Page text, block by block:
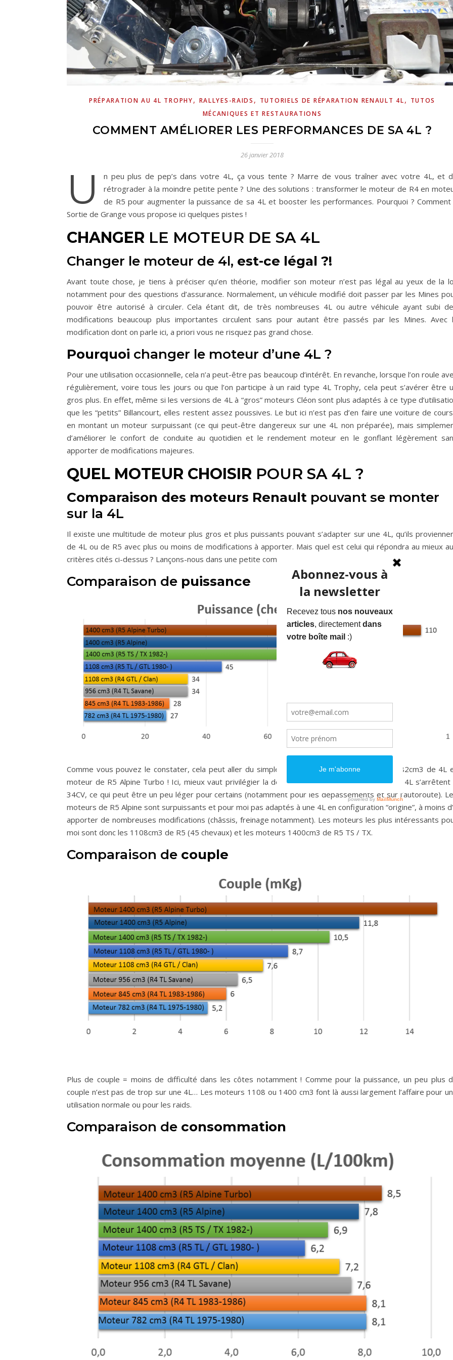
PRÉPARATION AU 4L TROPHY, RALLYES-RAIDS , TUTORIELS DE RÉPARATION RENAULT 4L, TUTOS
MÉCANIQUES ET RESTAURATIONS
COMMENT AMÉLIORER LES PERFORMANCES DE SA 4L ?
26 janvier 2018
U
n peu plus de pep’s dans votre 4L, ça vous tente ? Marre de vous traîner avec votre 4L, et
rétrograder à la moindre petite pente ? Une des solutions : transformer le moteur de R4 en
de R5 pour augmenter la puissance de sa 4L et booster les performances. Pourquoi ? Comment
Sortie de Grange vous propose ici quelques pistes !
CHANGER LE MOTEUR DE SA 4L
Changer le moteur de 4l, est-ce légal ?!
Avant toute chose, je tiens à préciser qu’en théorie, modifier son moteur n’est pas légal au yeux de la
notamment pour des questions d’assurance. Normalement, un véhicule modifié doit passer par les Mines
pouvoir être autorisé à circuler. Cela étant dit, de très nombreuses 4L ou autre véhicule ayant subi
modifications beaucoup plus importantes circulent sans pour autant être passés par les Mines. Avec
modification dont on parle ici, a priori vous ne risquez pas grand chose.
Pourquoi changer le moteur d’une 4L ?
Pour une utilisation occasionnelle, cela n’a peut-être pas beaucoup d’intérêt. En revanche, lorsque l’on roule
régulièrement, voire tous les jours ou que l’on participe à un raid type 4L Trophy, cela peut s’avérer être
gros plus. En effet, même si les versions de 4L à “gros” moteurs Cléon sont plus adaptés à ce type
que les “petits” Billancourt, elles restent assez poussives. Le but ici n’est pas d’en faire une voiture de
en montant un moteur surpuissant (ce qui peut-être dangereux sur une 4L non préparée), mais
d’améliorer le confort de conduite au quotidien et le rendement moteur en le gonflant légèrement
apporter de modifications majeures.
QUEL MOTEUR CHOISIR POUR SA 4L ?
Comparaison des moteurs Renault pouvant se monter
sur la 4L
Il existe une multitude de moteur plus gros et plus puissants pouvant s’adapter sur une 4L, qu’ils
de 4L ou de R5 avec plus ou moins de modifications à apporter. Mais quel est celui qui répondra au mieux
critères cités ci-dessus ? Lançons-nous dans une petite comparaison !
Comparaison de puissance
Comme vous pouvez le constater, cela peut aller du simple au triple entre un petit moteur 782cm3 de 4L
moteur de R5 Alpine Turbo ! Ici, mieux vaut privilégier la demi-mesure. Les moteurs Cléon de 4L s’arrêtent
34CV, ce qui peut être un peu léger pour certains (notamment pour les dépassements et sur l’autoroute).
moteurs de R5 Alpine sont surpuissants et pour moi pas adaptés à une 4L en configuration “origine”, à moins
apporter de nombreuses modifications (châssis, freinage notamment). Les moteurs les plus intéressants
moi sont donc les 1108cm3 de R5 (45 chevaux) et les moteurs 1400cm3 de R5 TS / TX.
Comparaison de couple
Plus de couple = moins de difficulté dans les côtes notamment ! Comme pour la puissance, un peu plus
couple n’est pas de trop sur une 4L… Les moteurs 1108 ou 1400 cm3 font là aussi largement l’affaire pour
utilisation normale ou pour les raids.
Comparaison de consommation